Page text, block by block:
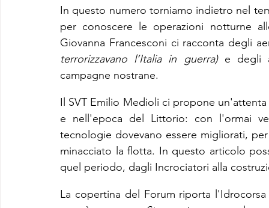
In questo numero torniamo indietro nel
per conoscere le operazioni notturne
Giovanna Francesconi ci racconta degli
terrorizzavano l’Italia in guerra) e degli
campagne nostrane.
Il SVT Emilio Medioli ci propone
e nell'epoca del Littorio: con l'ormai
tecnologie dovevano essere migliorati,
minacciato la flotta. In questo articolo
quel periodo, dagli Incrociatori alla
La copertina del Forum riporta